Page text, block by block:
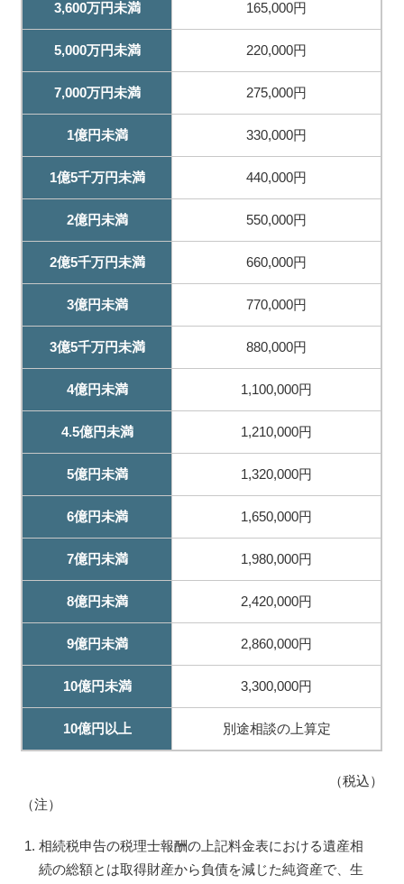
3,600万円未満 165,000円
5,000万円未満 220,000円
7,000万円未満 275,000円
1億円未満 330,000円
1億5千万円未満 440,000円
2億円未満 550,000円
2億5千万円未満 660,000円
3億円未満 770,000円
3億5千万円未満 880,000円
4億円未満 1,100,000円
4.5億円未満 1,210,000円
5億円未満 1,320,000円
6億円未満 1,650,000円
7億円未満 1,980,000円
8億円未満 2,420,000円
9億円未満 2,860,000円
10億円未満 3,300,000円
10億円以上 別途相談の上算定
（税込）
（注）
相続税申告の税理士報酬の上記料金表における遺産相
続の総額とは取得財産から負債を減じた純資産で、生